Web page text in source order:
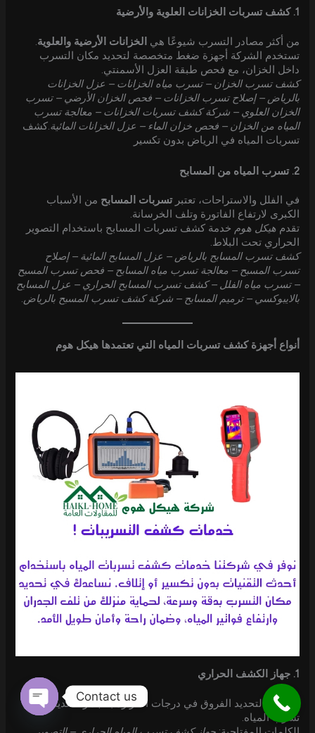
1. كشف تسربات الخزانات العلوية والأرضية
من أكثر مصادر التسرب شيوعًا هي الخزانات الأرضية والعلوية.
تستخدم الشركة أجهزة ضغط متخصصة لتحديد مكان التسرب
داخل الخزان، مع فحص طبقة العزل الأسمنتي.
كشف تسرب الخزان – تسرب مياه الخزانات – عزل الخزانات
بالرياض – إصلاح تسرب الخزانات – فحص الخزان الأرضي – تسرب
الخزان العلوي – شركة كشف تسربات الخزانات – معالجة تسرب
المياه من الخزان – فحص خزان الماء – عزل الخزانات المائية.كشف
تسربات المياه في الرياض بدون تكسير
2. تسرب المياه من المسابح
في الفلل والاستراحات، تعتبرتسربات المسابح من الأسباب
الكبرى لارتفاع الفاتورة وتلف الخرسانة.
تقدمهيكل هوم خدمة كشف تسربات المسابح باستخدام التصوير
الحراري تحت البلاط.
كشف تسرب المسابح بالرياض – عزل المسابح المائية – إصلاح
تسرب المسبح – معالجة تسرب مياه المسابح – فحص تسرب المسبح
– تسرب مياه الفلل – كشف تسرب المسابح الحراري – عزل المسابح
بالايبوكسي – ترميم المسابح – شركة كشف تسرب المسبح بالرياض.
أنواع أجهزة كشف تسربات المياه التي تعتمدها هيكل هوم
1. جهاز الكشف الحراري
يُستخدم لتحديد الفروق في درجات الحرارة بالجدار لتحديد موضع
تسرب المياه.
Contact us